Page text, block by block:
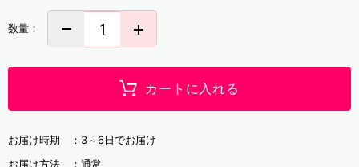
数量：
カートに入れる
お届け時期 ： 3～6日でお届け
お届け方法 ： 通常